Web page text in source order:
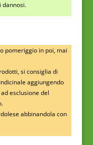
dannosi.
pomeriggio in poi, mai
si consiglia di
aggiungendo
esclusione del
abbinandola con